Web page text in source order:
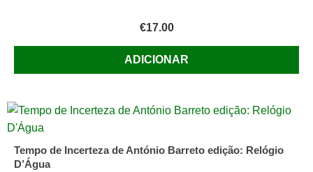
€17.00
ADICIONAR
Tempo de Incerteza de António Barreto edição: Relógio
D’Água